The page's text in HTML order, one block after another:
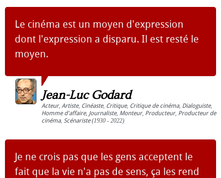
Le cinéma est un moyen d'expression
dont l'expression a disparu. Il est resté le
moyen.
Jean-Luc Godard
Acteur, Artiste, Cinéaste, Critique, Critique de cinéma, Dialoguiste,
Homme d'affaire, Journaliste, Monteur, Producteur, Producteur de
cinéma, Scénariste(1930 - 2022)
Je ne crois pas que les gens acceptent le
fait que la vie n'a pas de sens, ça les rend